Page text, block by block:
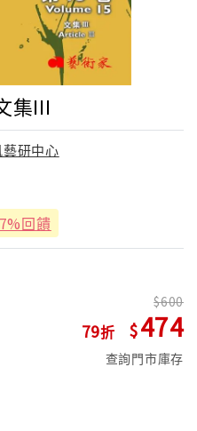
集III
研中心
回饋
79
600
474
查詢門市庫存